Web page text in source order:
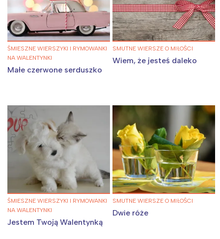
ŚMIESZNE WIERSZYKI I RYMOWANKI
NA WALENTYNKI
Małe czerwone serduszko
SMUTNE WIERSZE O MIŁOŚCI
Wiem, że jesteś daleko
ŚMIESZNE WIERSZYKI I RYMOWANKI
NA WALENTYNKI
Jestem Twoją Walentynką
SMUTNE WIERSZE O MIŁOŚCI
Dwie róże